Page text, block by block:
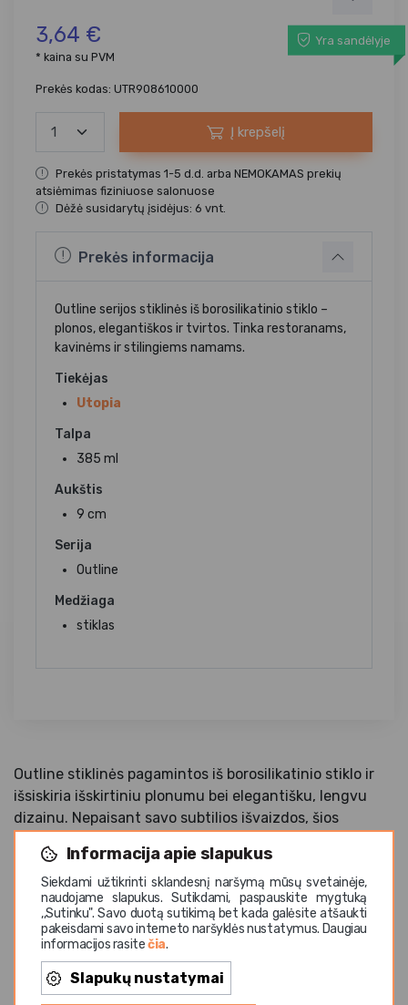
Informacija apie slapukus
Siekdami užtikrinti sklandesnį naršymą mūsų svetainėje,
naudojame slapukus. Sutikdami, paspauskite mygtuką
,,Sutinku". Savo duotą sutikimą bet kada galėsite atšaukti
pakeisdami savo interneto naršyklės nustatymus. Daugiau
informacijos rasitečia.
Slapukų nustatymai
3,64 €
Yra sandėlyje
* kaina su PVM
Prekės kodas: UTR908610000
Į krepšelį
Prekės pristatymas 1-5 d.d. arba NEMOKAMAS prekių
atsiėmimas fiziniuose salonuose
Dėžė susidarytų įsidėjus: 6 vnt.
Prekės informacija
Outline serijos stiklinės iš borosilikatinio stiklo –
plonos, elegantiškos ir tvirtos. Tinka restoranams,
kavinėms ir stilingiems namams.
Tiekėjas
Utopia
Talpa
385 ml
Aukštis
9 cm
Serija
Outline
Medžiaga
stiklas
Outline stiklinės pagamintos iš borosilikatinio stiklo ir
išsiskiria išskirtiniu plonumu bei elegantišku, lengvu
dizainu. Nepaisant savo subtilios išvaizdos, šios
tinka intensyviam naudojimui HoReCa sektoriuje.
Outline kolekcija sukurta derinant funkcionalumą su
estetine išraiška, todėl puikiai dera tiek profesionalioje,
tiek namų aplinkoje. Gamintojas – Utopia.